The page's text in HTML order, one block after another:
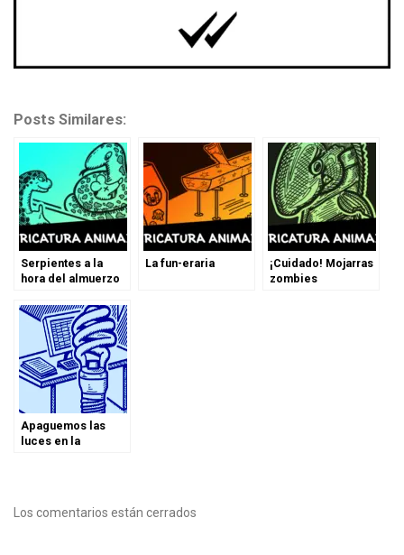
Posts Similares:
Serpientes a la
hora del almuerzo
La fun-eraria
¡Cuidado! Mojarras
zombies
Apaguemos las
luces en la
Los comentarios están cerrados